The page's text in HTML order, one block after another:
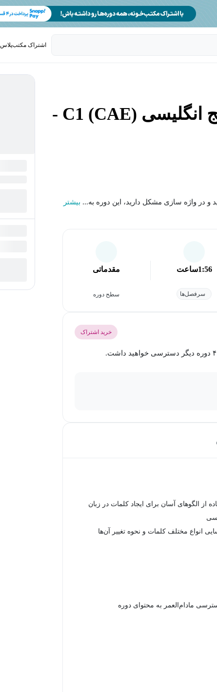
اشتراک مکتب‌پلاس
آموزش آزمون کمبریج انگلیسی C1 (CAE) -
بیشتر
1:56ساعت
سرفصل‌ها
مقدماتی
سطح دوره
خرید اشتراک
از الگوهای آسان برای ایجاد کلمات در زبان
انواع مختلف کلمات و نحوه تغییر آن‌ها
مادام‌العمر به محتوای دوره